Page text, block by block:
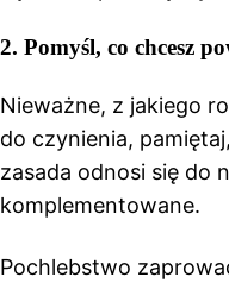
2. Pomyśl, co chcesz
Nieważne, z jakiego
do czynienia,
zasada odnosi się do
komplementowane.
Pochlebstwo